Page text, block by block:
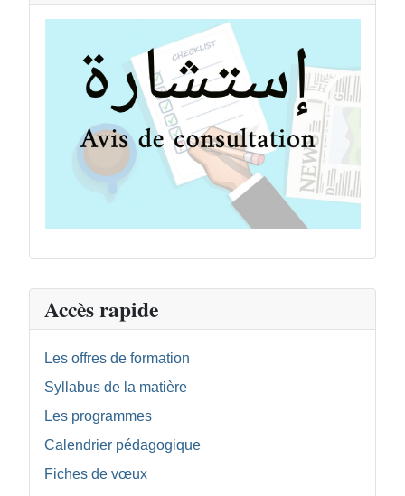
Accès rapide
Les offres de formation
Syllabus de la matière
Les programmes
Calendrier pédagogique
Fiches de vœux